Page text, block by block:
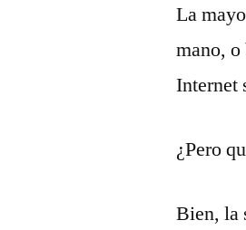
La
mano,
Internet
¿Pero
Bien, la